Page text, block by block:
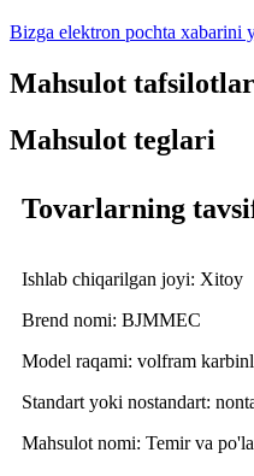
Bizga elektron pochta xabarini
Mahsulot
Mahsulot teglari
Tovarlarning
Ishlab chiqarilgan joyi: Xitoy
Brend nomi: BJMMEC
Model raqami: volfram
Standart yoki nostandart:
Mahsulot nomi: Temir va